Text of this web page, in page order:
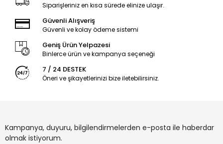
Siparişleriniz en kısa sürede elinize ulaşır.
Güvenli Alışveriş
Güvenli ve kolay ödeme sistemi
Geniş Ürün Yelpazesi
Binlerce ürün ve kampanya seçeneği
7 / 24 DESTEK
Öneri ve şikayetlerinizi bize iletebilirsiniz.
Kampanya, duyuru, bilgilendirmelerden e-posta ile haberdar
olmak istiyorum.